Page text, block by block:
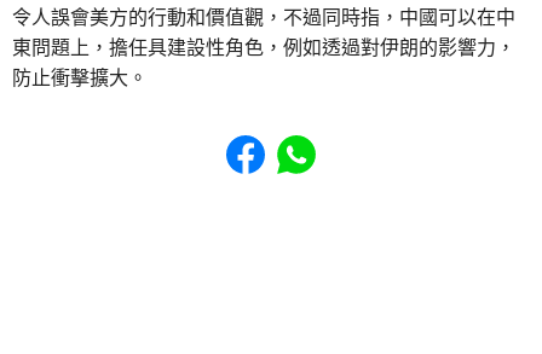
令人誤會美方的行動和價值觀，不過同時指，中國可以在中
東問題上，擔任具建設性角色，例如透過對伊朗的影響力，
防止衝擊擴大。
Share to Facebook
Share to WhatsApp